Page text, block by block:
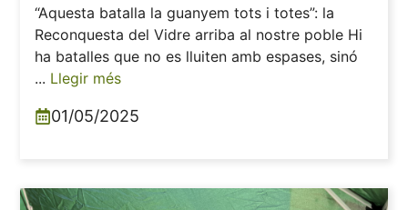
“Aquesta batalla la guanyem tots i totes”: la
Reconquesta del Vidre arriba al nostre poble Hi
ha batalles que no es lluiten amb espases, sinó
... Llegir més
01/05/2025